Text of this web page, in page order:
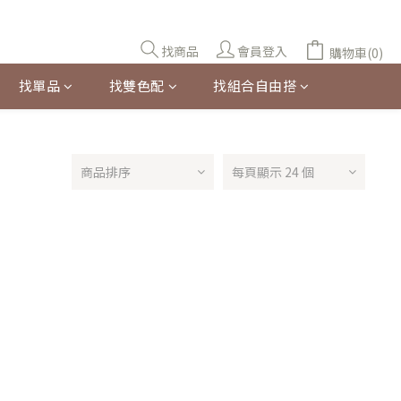
找商品 會員登入 購物車(0)
找單品 找雙色配 找組合自由搭
商品排序 每頁顯示 24 個